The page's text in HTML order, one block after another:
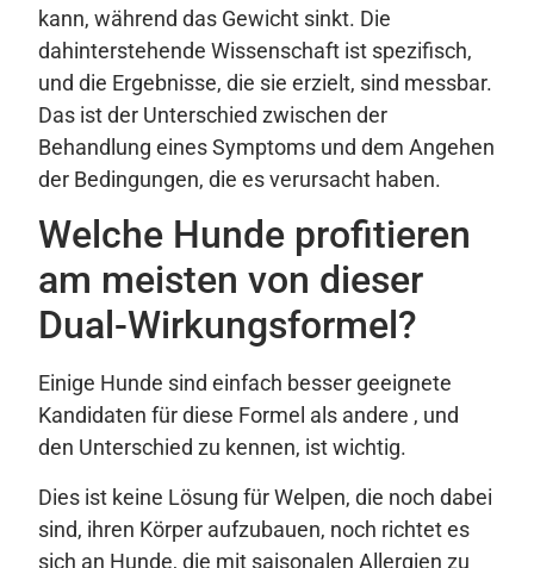
kann, während das Gewicht sinkt. Die
dahinterstehende Wissenschaft ist spezifisch,
und die Ergebnisse, die sie erzielt, sind messbar.
Das ist der Unterschied zwischen der
Behandlung eines Symptoms und dem Angehen
der Bedingungen, die es verursacht haben.
Welche Hunde profitieren
am meisten von dieser
Dual-Wirkungsformel?
Einige Hunde sind einfach besser geeignete
Kandidaten für diese Formel als andere , und
den Unterschied zu kennen, ist wichtig.
Dies ist keine Lösung für Welpen, die noch dabei
sind, ihren Körper aufzubauen, noch richtet es
sich an Hunde, die mit saisonalen Allergien zu